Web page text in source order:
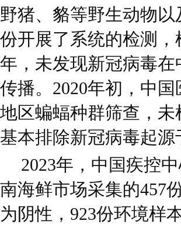
野猪、貉等野生动物
份开展了系统的检测，
年，未发现新冠病毒
传播。2020年初，中
地区蝙蝠种群筛查，
基本排除新冠病毒起
2023年，中国疾控
南海鲜市场采集的457
为阴性，923份环境样